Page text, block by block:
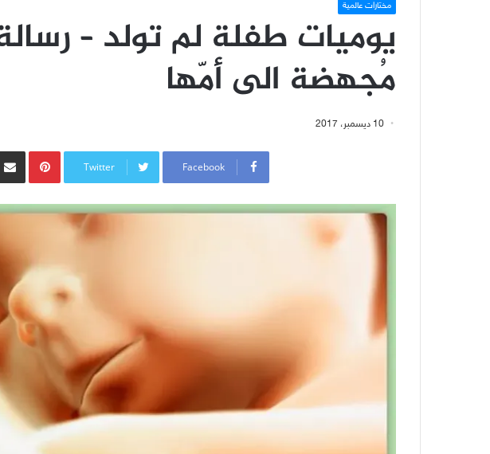
مختارات عالمية
يوميات طفلة لم تولد –
مُجهضة الى أمّها
10 ديسمبر، 2017
Facebook
Twitter